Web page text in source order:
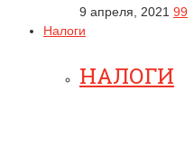
9 апреля, 2021 99
Налоги
НАЛОГИ